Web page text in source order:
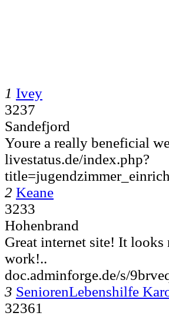
1 Ivey
3237
Sandefjord
Youre a really beneficial
livestatus.de/index.php?
2 Keane
3233
Hohenbrand
Great internet site! It
work!..
doc.adminforge.de/s/
3 SeniorenLebenshilfe
32361